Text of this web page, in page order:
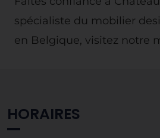
spécialiste du mobilier
en Belgique, visitez notre
HORAIRES